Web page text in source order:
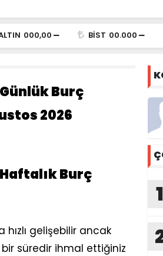
000,00 BİST 00.000
Burç
2026
Burç
gelişebilir ancak
bir süredir ihmal ettiğiniz
1